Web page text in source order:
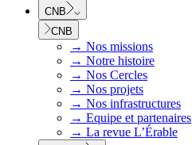
CNB
CNB
→ Nos missions
→ Notre histoire
→ Nos Cercles
→ Nos projets
→ Nos infrastructures
→ Equipe et partenaires
→ La revue L’Érable